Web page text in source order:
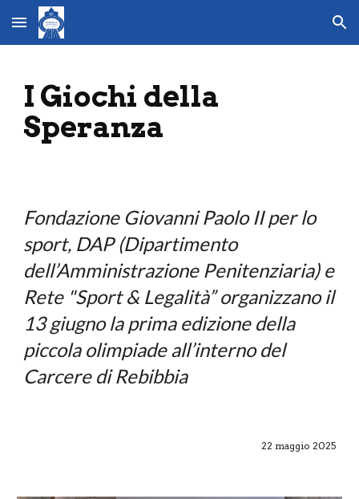
Skip to main content Skip to navigation
I Giochi della
Speranza
Fondazione Giovanni Paolo II per lo
sport, DAP (Dipartimento
dell’Amministrazione Penitenziaria) e
Rete "Sport & Legalità” organizzano il
13 giugno la prima edizione della
piccola olimpiade all’interno del
Carcere di Rebibbia
22 maggio 2025